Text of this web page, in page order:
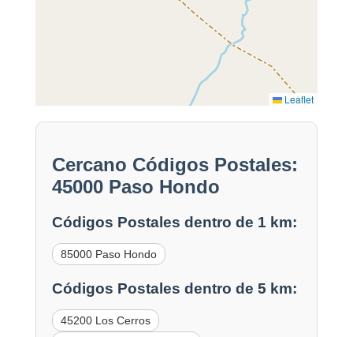
Leaflet
Cercano Códigos Postales:
45000 Paso Hondo
Códigos Postales dentro de 1 km:
85000 Paso Hondo
Códigos Postales dentro de 5 km:
45200 Los Cerros